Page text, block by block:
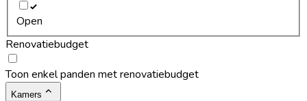
Open
Renovatiebudget
Toon enkel panden met renovatiebudget
Kamers